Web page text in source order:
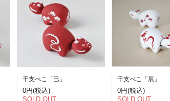
干支べこ「巳」
0円(税込)
SOLD OUT
干支べこ「辰」
0円(税込)
SOLD OUT